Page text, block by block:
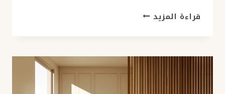
قراءة المزيد تركيب